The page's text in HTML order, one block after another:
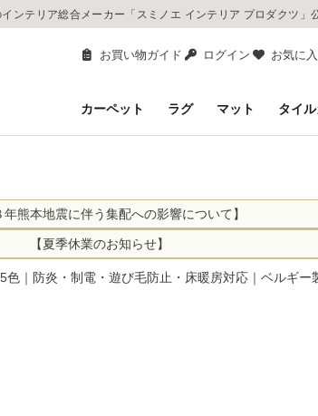
ンテリア総合メーカー「スミノエ インテリア プロダクツ」
お買い物ガイド ログイン お気に
カーペット ラグ マット タイ
年熊本地震に伴う集配への影響について】
なられた方々に深く哀悼の意を表しますとともに、被
震の影響により、現在、一部地域を発着するお荷物
【夏季休業のお知らせ】
日(日) までの期間を休業とさせて頂きます。
｜防炎・制電・遊び毛防止・床暖房対応｜ベルギー